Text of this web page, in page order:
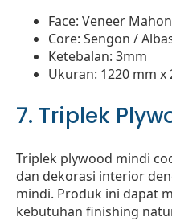
Face: Veneer
Core: Sengon /
Ketebalan: 3mm
Ukuran: 1220 mm x
7. Triplek
Triplek plywood mindi
dan dekorasi interior
mindi. Produk ini dapat
kebutuhan finishing